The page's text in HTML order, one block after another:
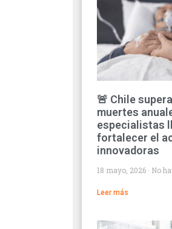
🚨 Chile
muertes
especialistas
fortalecer el
innovadoras
18 mayo, 2026 No
Leer más